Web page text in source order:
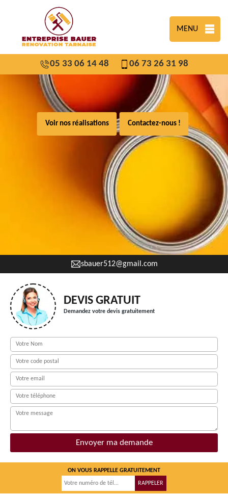
MENU
05 33 06 14 48 06 73 26 31 98
Voir nos réalisations Contactez-nous !
sbauer512@gmail.com
DEVIS GRATUIT
Demandez votre devis gratuitement
ON VOUS RAPPELLE GRATUITEMENT